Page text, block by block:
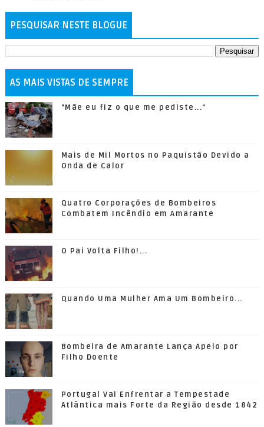
PESQUISAR NESTE BLOGUE
AS MAIS VISTAS DE SEMPRE
"Mãe eu fiz o que me pediste..."
Mais de Mil Mortos no Paquistão Devido a
Onda de Calor
Quatro Corporações de Bombeiros
Combatem Incêndio em Amarante
O Pai Volta Filho!...
Quando Uma Mulher Ama Um Bombeiro...
Bombeira de Amarante Lança Apelo por
Filho Doente
Portugal Vai Enfrentar a Tempestade
Atlântica mais Forte da Região desde 1842